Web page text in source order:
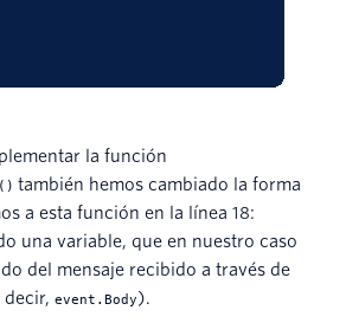
la función
también hemos cambiado la forma
a esta función en la línea 18:
una variable, que en nuestro caso
del mensaje recibido a través de
event.Body).